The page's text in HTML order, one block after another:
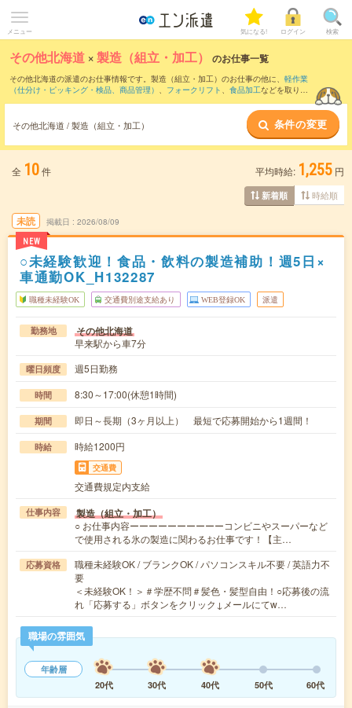
メニュー 気になる! ログイン 検索
その他北海道 ×製造（組立・加工） のお仕事一覧
その他北海道の派遣のお仕事情報です。製造（組立・加工）のお仕事の他に、 軽作業
（仕分け・ピッキング・検品、商品管理） 、 フォークリフト 、 食品加工などを取り揃
製造（組立・加工）のお仕事とは？とは？
その他北海道 / 製造（組立・加工） 条件の変更
全 10件 平均時給: 1,255 円
新着順 時給順
未読
NEW
掲載日 2026/08/09
○未経験歓迎！食品・飲料の製造補助！週5日×
車通勤OK_H132287
職種未経験OK 交通費別途支給あり WEB登録OK 派遣
勤務地 その他北海道
早来駅から車7分
曜日頻度 週5日勤務
時間 8:30～17:00(休憩1時間)
期間 即日～長期（3ヶ月以上） 最短で応募開始から1週間！
時給 時給1200円
交通費
交通費規定内支給
仕事内容 製造（組立・加工）
○ お仕事内容ーーーーーーーーーーコンビニやスーパーなど
で使用される氷の製造に関わるお仕事です！【主…
応募資格
職種未経験OK / ブランクOK / パソコンスキル不要 / 英語力不
要
＜未経験OK！＞＃学歴不問＃髪色・髪型自由！○応募後の流
れ「応募する」ボタンをクリック↓メールにてw…
職場の雰囲気
年齢層
20代
30代 40代 50代 60代